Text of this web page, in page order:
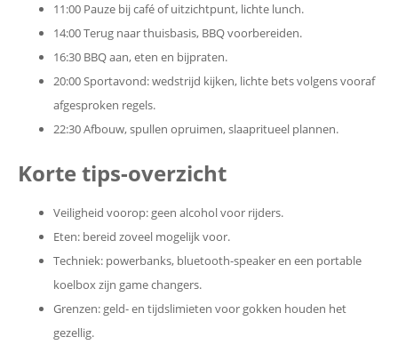
11:00 Pauze bij café of uitzichtpunt, lichte lunch.
14:00 Terug naar thuisbasis, BBQ voorbereiden.
16:30 BBQ aan, eten en bijpraten.
20:00 Sportavond: wedstrijd kijken, lichte bets volgens vooraf
afgesproken regels.
22:30 Afbouw, spullen opruimen, slaapritueel plannen.
Korte tips-overzicht
Veiligheid voorop: geen alcohol voor rijders.
Eten: bereid zoveel mogelijk voor.
Techniek: powerbanks, bluetooth-speaker en een portable
koelbox zijn game changers.
Grenzen: geld- en tijdslimieten voor gokken houden het
gezellig.